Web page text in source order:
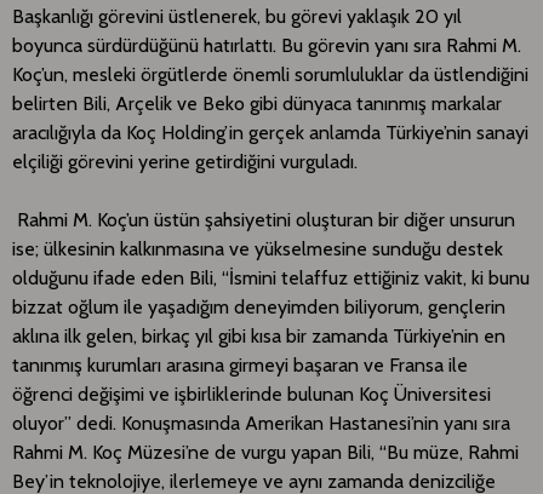
Başkanlığı görevini üstlenerek, bu görevi yaklaşık 20 yıl
boyunca sürdürdüğünü hatırlattı. Bu görevin yanı sıra Rahmi M.
Koç’un, mesleki örgütlerde önemli sorumluluklar da üstlendiğini
belirten Bili, Arçelik ve Beko gibi dünyaca tanınmış markalar
aracılığıyla da Koç Holding’in gerçek anlamda Türkiye’nin sanayi
elçiliği görevini yerine getirdiğini vurguladı.
Rahmi M. Koç’un üstün şahsiyetini oluşturan bir diğer unsurun
ise; ülkesinin kalkınmasına ve yükselmesine sunduğu destek
olduğunu ifade eden Bili, “İsmini telaffuz ettiğiniz vakit, ki bunu
bizzat oğlum ile yaşadığım deneyimden biliyorum, gençlerin
aklına ilk gelen, birkaç yıl gibi kısa bir zamanda Türkiye’nin en
tanınmış kurumları arasına girmeyi başaran ve Fransa ile
öğrenci değişimi ve işbirliklerinde bulunan Koç Üniversitesi
oluyor” dedi. Konuşmasında Amerikan Hastanesi’nin yanı sıra
Rahmi M. Koç Müzesi’ne de vurgu yapan Bili, “Bu müze, Rahmi
Bey’in teknolojiye, ilerlemeye ve aynı zamanda denizciliğe